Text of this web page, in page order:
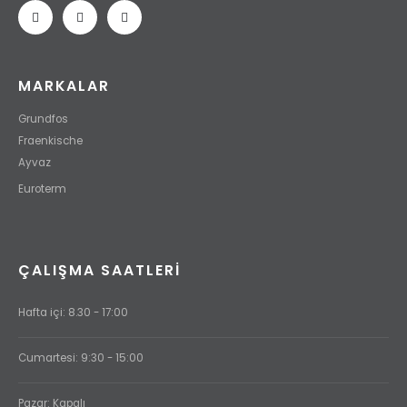
MARKALAR
Grundfos
Fraenkische
Ayvaz
Euroterm
ÇALIŞMA SAATLERI
Hafta içi: 8.30 - 17:00
Cumartesi: 9:30 - 15:00
Pazar: Kapalı